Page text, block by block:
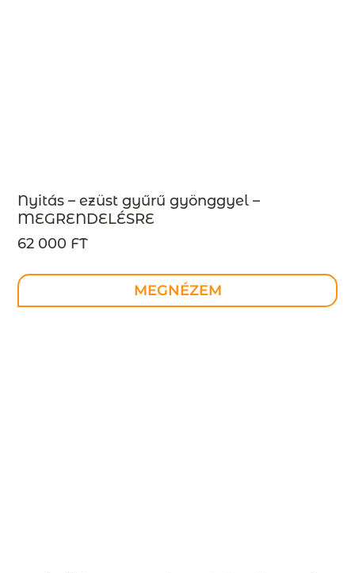
Nyitás – ezüst gyűrű gyönggyel –
MEGRENDELÉSRE
62 000 FT
MEGNÉZEM